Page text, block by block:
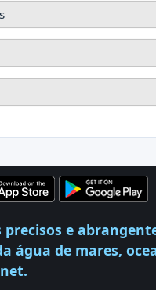
precisos e
água de mares,